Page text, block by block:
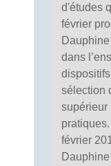
d'études
février
dans
sélection
supérieur
février